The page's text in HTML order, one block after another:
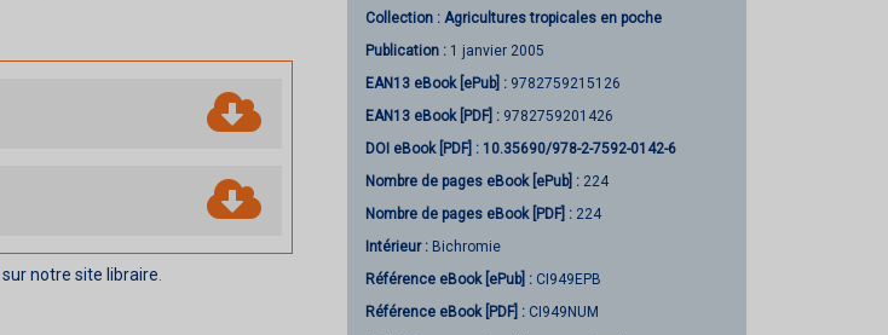
sur notre site libraire
Collection : Agricultures tropicales en poche
Publication : 1 janvier 2005
EAN13 eBook [ePub] : 9782759215126
EAN13 eBook [PDF] : 9782759201426
DOI eBook [PDF] : 10.35690/978-2-7592-0142-6
Nombre de pages eBook [ePub] : 224
Nombre de pages eBook [PDF] : 224
Intérieur : Bichromie
Référence eBook [ePub] : CI949EPB
Référence eBook [PDF] : CI949NUM